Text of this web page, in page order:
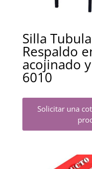
Silla
Respaldo
acojinado
6010
Solicitar una